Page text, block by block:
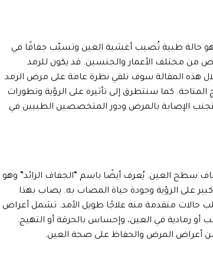
وهو حالة طبية تُصيب أغشية العين وتسبّب جفافًا في
من مختلف الأعمار والجنسين. قد يكون للرمد
هذه المقالة سوف نلقي نظرة عامة على مرض الرمد
كما سنتطرق إلى تأثيره على الرؤية وتطورات
الإصابة بالمرض ودور المتخصصين الطبيين في
سطح العين. يُعرف أيضًا باسم “الجفاف الزائد” وهو
على الرؤية وجودة حياة المصاب به. يصاب بهذا
حالات متقدمة منه علاجًا طويل الأمد. تشمل أعراض
رمادية في العين، وإحساس بالحرقة أو التهيج.
من أعراض المرض والحفاظ على صحة العين.